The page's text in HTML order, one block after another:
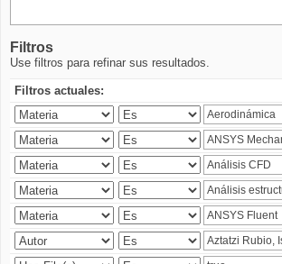
Filtros
Use filtros para refinar sus resultados.
Filtros actuales: